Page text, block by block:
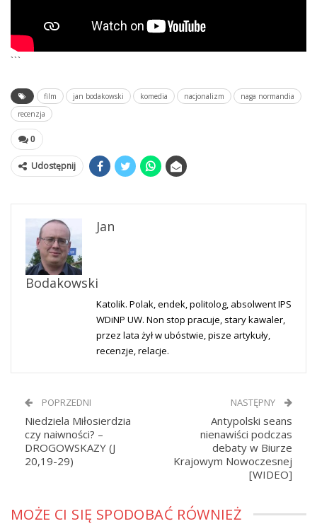
```
film jan bodakowski komedia nacjonalizm
naga normandia
recenzja
0
Udostępnij
Jan
Bodakowski
Katolik. Polak, endek, politolog, absolwent IPS
WDiNP UW. Non stop pracuje, stary kawaler,
przez lata żył w ubóstwie, pisze artykuły,
recenzje, relacje.
POPRZEDNI
Niedziela Miłosierdzia
czy naiwności? –
DROGOWSKAZY (J
20,19-29)
NASTĘPNY
Antypolski seans
nienawiści podczas
debaty w Biurze
Krajowym Nowoczesnej
[WIDEO]
MOŻE CI SIĘ SPODOBAĆ RÓWNIEŻ